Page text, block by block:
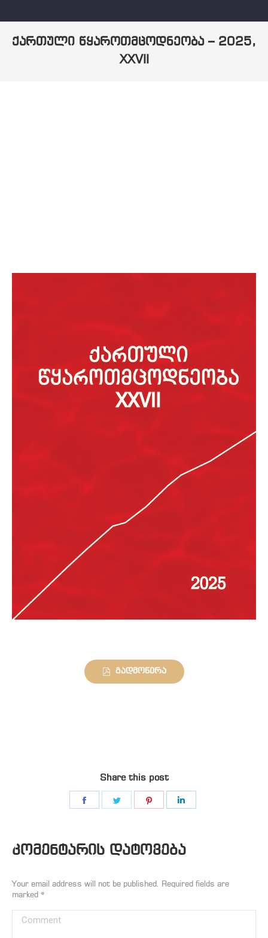
ქართული წყაროთმცოდნეობა – 2025,
XXVII
გადმოწერა
Share this post
Share
Share
Share
კომენტარის დატოვება
Your email address will not be published. Required fields are
marked *
Comment